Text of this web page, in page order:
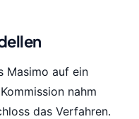
Masimo auf ein
nahm
das Verfahren.